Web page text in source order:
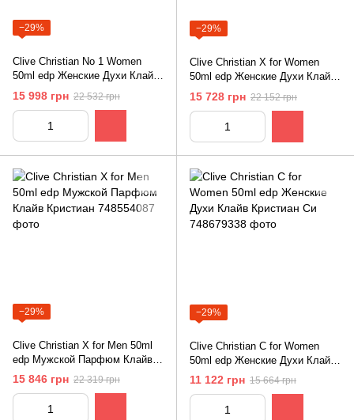
−29%
Clive Christian No 1 Women
50ml edр Женские Духи Клайв
Кристиан No 1
15 998 грн 22 532 грн
−29%
Clive Christian X for Women
50ml edр Женские Духи Клайв
Кристиан Х Tester
15 728 грн 22 152 грн
−29%
Clive Christian X for Мen 50ml
edр Мужской Парфюм Клайв
Кристиан
15 846 грн 22 319 грн
−29%
Clive Christian С for Women
50ml edр Женские Духи Клайв
Кристиан Си
11 122 грн 15 664 грн